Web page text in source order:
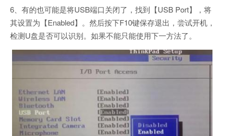
6、有的也可能是将USB端口关闭了，找到【USB Port】，将
其设置为【Enabled】。然后按下F10键保存退出，尝试开机，
检测U盘是否可以识别。如果不能只能使用下一方法了。